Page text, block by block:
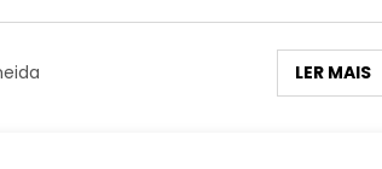
LER MAIS